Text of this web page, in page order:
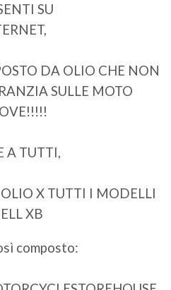
SU
DA OLIO CHE NON
SULLE MOTO
A TUTTI,
X TUTTI I MODELLI
XB
composto: